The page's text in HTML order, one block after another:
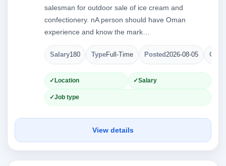
salesman for outdoor sale of ice cream and
confectionery. nA person should have Oman
experience and know the mark…
Salary180 TypeFull-Time Posted2026-08-05
Location Salary
Job type
View details